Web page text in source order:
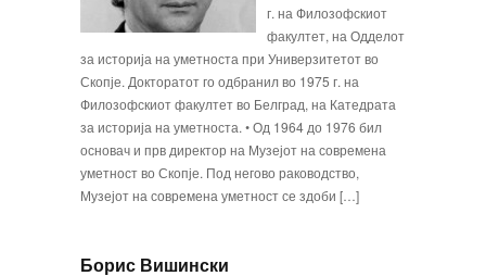
г. на Филозофскиот
факултет, на Одделот
за историја на уметноста при Универ­зитетот во
Скопје. Докторатот го одбранил во 1975 г. на
Филозофскиот факултет во Белград, на Катедрата
за историја на уметноста. • Од 1964 до 1976 бил
основач и прв директор на Музејот на современа
уметност во Скопје. Под негово раководство,
Музејот на современа уметност се здоби […]
Борис Вишински